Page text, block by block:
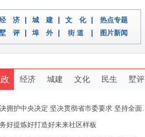
济 城 建 文 化
热点专题
评 埠 外 街 道 图片新闻
经济 城建 文化 民生 墅评
护中央决定 坚决贯彻省市委要求 坚持全面从严治党推动新拱墅经济社会又好又快发展
好提炼好打造好未来社区样板